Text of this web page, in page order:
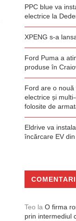
PPC blue va
electrice la
XPENG s-a
Ford Puma a
produse în
Ford are o
electrice și
folosite de
Eldrive va
încărcare EV
Teo la O firma
prin intermediul